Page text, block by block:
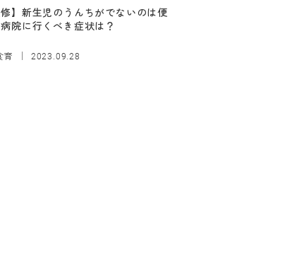
修】新生児のうんちがでないのは便
院に行くべき症状は？
育 2023.09.28